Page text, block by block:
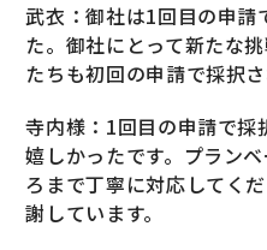
武衣：御社は1回目の申請
た。御社にとって新たな
たちも初回の申請で採択
寺内様：1回目の申請で採
嬉しかったです。プラン
ろまで丁寧に対応してく
謝しています。